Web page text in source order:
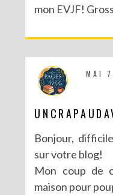
MA PARTICIPATION À LA
mon EVJF!
MAI
Bonjour,
sur votre blog!
Mon coup de
maison pour